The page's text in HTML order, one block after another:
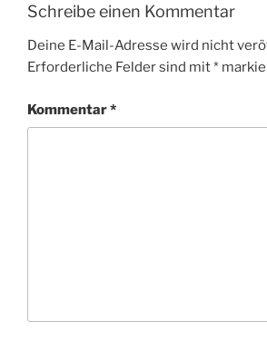
Schreibe einen Kommentar
Deine E-Mail-Adresse wird nicht
Erforderliche Felder sind mit*
Kommentar*